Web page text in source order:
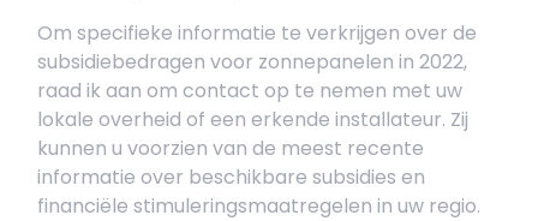
Om specifieke informatie te verkrijgen over de
subsidiebedragen voor zonnepanelen in 2022,
raad ik aan om contact op te nemen met uw
lokale overheid of een erkende installateur. Zij
kunnen u voorzien van de meest recente
informatie over beschikbare subsidies en
financiële stimuleringsmaatregelen in uw regio.